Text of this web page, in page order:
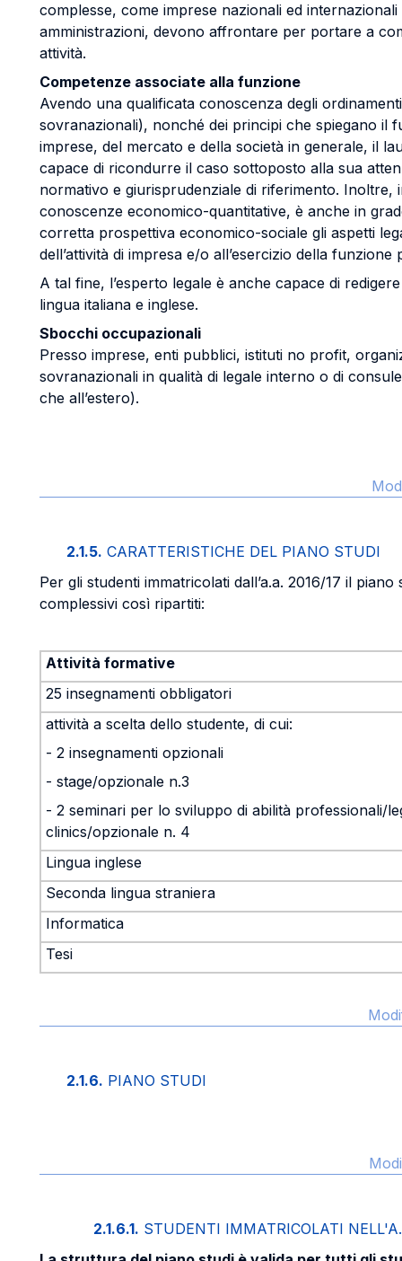
complesse, come imprese nazionali ed
amministrazioni, devono affrontare per portare a
attività.
Competenze associate alla funzione
Avendo una qualificata conoscenza degli
sovranazionali), nonché dei principi che spiegano il
imprese, del mercato e della società in generale, il
capace di ricondurre il caso sottoposto alla sua
normativo e giurisprudenziale di riferimento. Inoltre,
conoscenze economico-quantitative, è anche in
corretta prospettiva economico-sociale gli aspetti
dell’attività di impresa e/o all’esercizio della funzione
A tal fine, l’esperto legale è anche capace di
lingua italiana e inglese.
Sbocchi occupazionali
Presso imprese, enti pubblici, istituti no profit,
sovranazionali in qualità di legale interno o di
che all’estero).
2.1.5. CARATTERISTICHE DEL PIANO STUDI
Per gli studenti immatricolati dall’a.a. 2016/17 il
complessivi così ripartiti:
Attività formative
25 insegnamenti obbligatori
attività a scelta dello studente, di cui:
- 2 insegnamenti opzionali
- stage/opzionale n.3
- 2 seminari per lo sviluppo di abilità professionali/
clinics/opzionale n. 4
Lingua inglese
Seconda lingua straniera
Informatica
Tesi
2.1.6. PIANO STUDI
2.1.6.1. STUDENTI IMMATRICOLATI